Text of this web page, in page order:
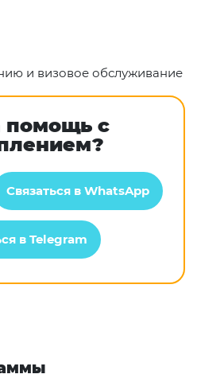
и визовое обслуживание
с
Связаться в WhatsApp
в Telegram